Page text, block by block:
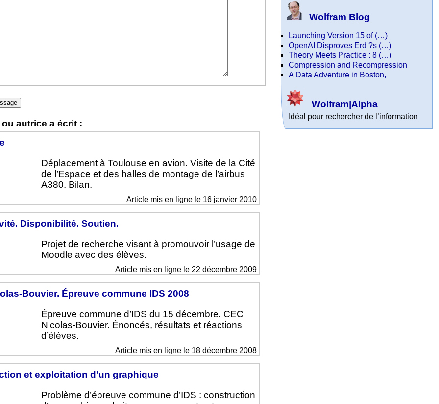
autrice a écrit :
Déplacement à Toulouse en avion. Visite de la Cité
de l’Espace et des halles de montage de l’airbus
A380. Bilan.
Article mis en ligne le 16 janvier 2010
Disponibilité. Soutien.
Projet de recherche visant à promouvoir l’usage de
Moodle avec des élèves.
Article mis en ligne le 22 décembre 2009
Bouvier. Épreuve commune IDS 2008
Épreuve commune d’IDS du 15 décembre. CEC
Nicolas-Bouvier. Énoncés, résultats et réactions
d’élèves.
Article mis en ligne le 18 décembre 2008
et exploitation d’un graphique
Problème d’épreuve commune d’IDS : construction
Wolfram Blog
Launching Version 15 of (…)
OpenAI Disproves Erd ?s (…)
Theory Meets Practice : 8 (…)
Compression and Recompression
A Data Adventure in Boston,
Wolfram|Alpha
Idéal pour rechercher de l’information